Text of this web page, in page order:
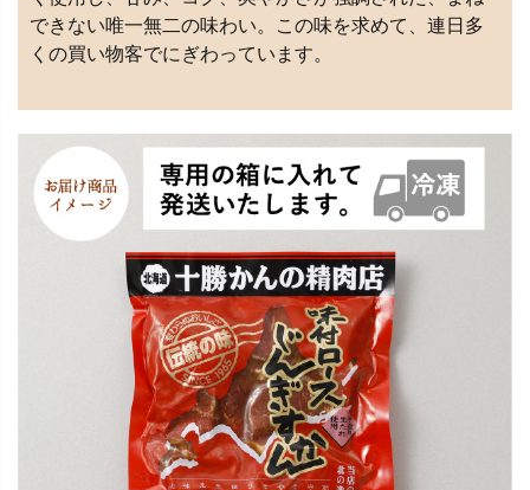
できない唯一無二の味わい。この味を求めて、連日多
くの買い物客でにぎわっています。